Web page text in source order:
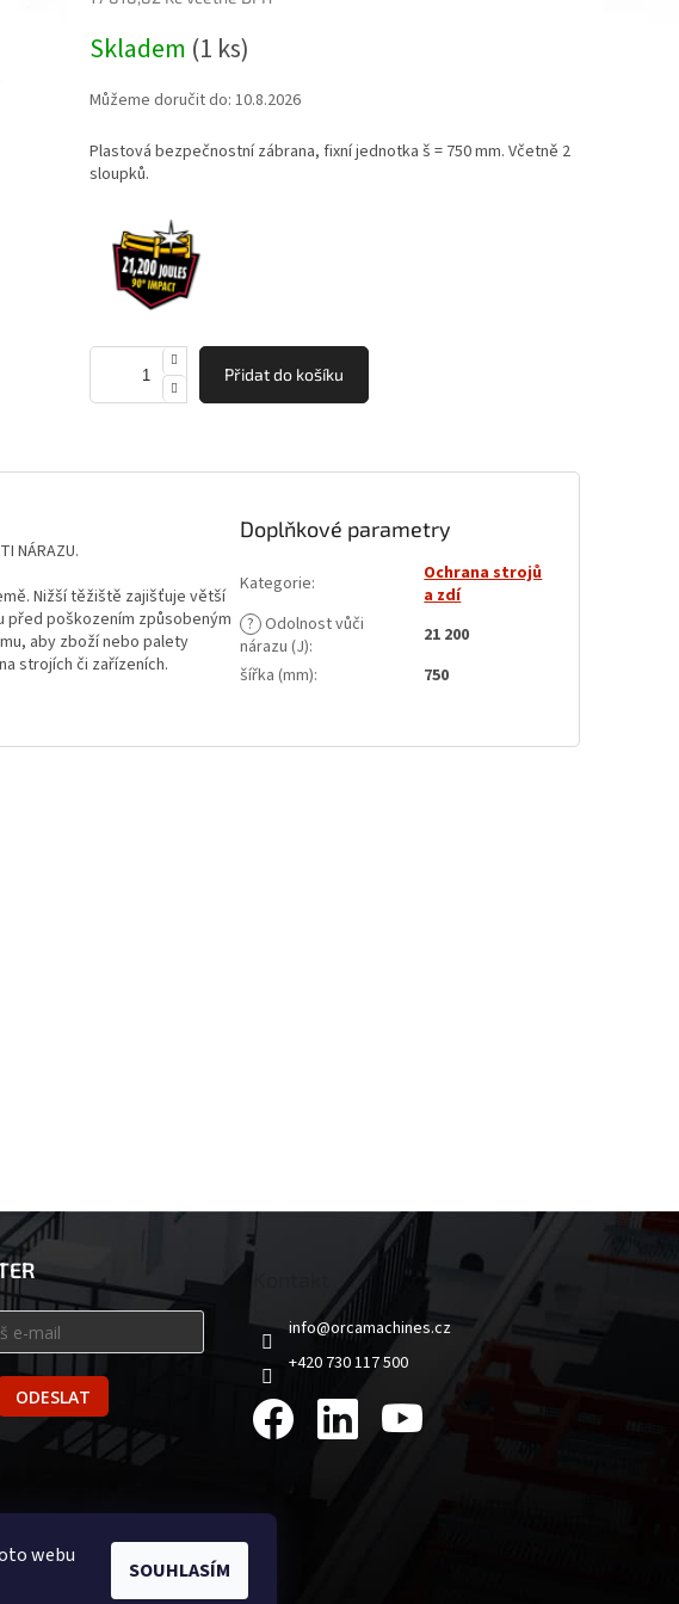
webu
SOUHLASÍM
0,0
5
cena:
Skladem (1 ks)
Můžeme doručit do: 10.8.2026
Plastová bezpečnostní zábrana, fixní jednotka š = 750 mm. Včetně 2
sloupků.
Přidat do košíku
NÁRAZU.
Nižší těžiště zajišťuje větší
před poškozením způsobeným
aby zboží nebo palety
strojích či zařízeních.
Doplňkové parametry
Kategorie:
Ochrana strojů
a zdí
? Odolnost vůči
nárazu (J):
21 200
šířka (mm): 750
ODESLAT
info@orcamachines.cz
+420 730 117 500